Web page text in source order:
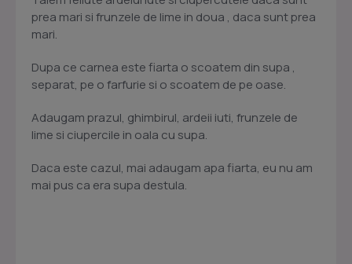
prea mari si frunzele de lime in doua , daca sunt prea
mari.
Dupa ce carnea este fiarta o scoatem din supa ,
separat, pe o farfurie si o scoatem de pe oase.
Adaugam prazul, ghimbirul, ardeii iuti, frunzele de
lime si ciupercile in oala cu supa.
Daca este cazul, mai adaugam apa fiarta, eu nu am
mai pus ca era supa destula.